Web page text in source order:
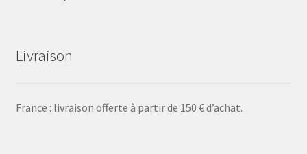
Livraison
France : livraison offerte à partir de 150 € d’achat.